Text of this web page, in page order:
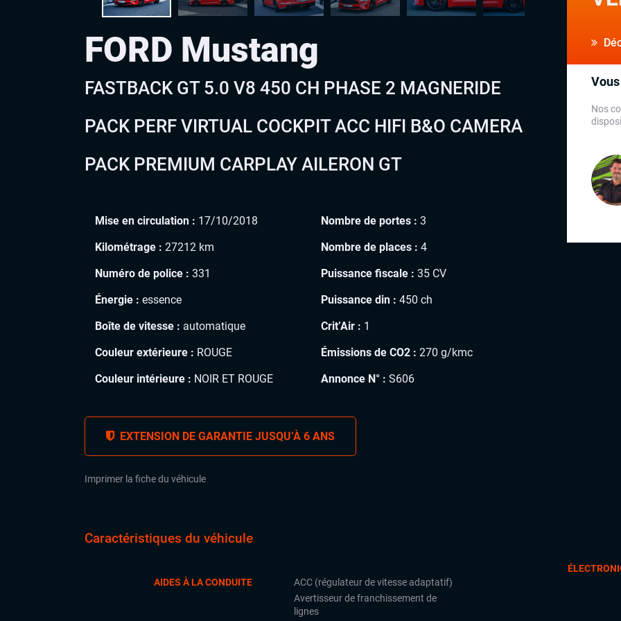
FORD Mustang
FASTBACK GT 5.0 V8 450 CH PHASE 2 MAGNERIDE
PACK PERF VIRTUAL COCKPIT ACC HIFI B&O CAMERA
PACK PREMIUM CARPLAY AILERON GT
Mise en circulation : 17/10/2018
Kilométrage : 27212 km
Numéro de police : 331
Énergie : essence
Boîte de vitesse : automatique
Couleur extérieure : ROUGE
Couleur intérieure : NOIR ET ROUGE
Nombre de portes : 3
Nombre de places : 4
Puissance fiscale : 35 CV
Puissance din : 450 ch
Crit’Air : 1
Émissions de CO2 : 270 g/kmc
Annonce N° : S606
EXTENSION DE GARANTIE JUSQU’À 6 ANS
Imprimer la fiche du véhicule
Nos
Caractéristiques du véhicule
AIDES À LA CONDUITE
ACC (régulateur de vitesse adaptatif)
Avertisseur de franchissement de
lignes